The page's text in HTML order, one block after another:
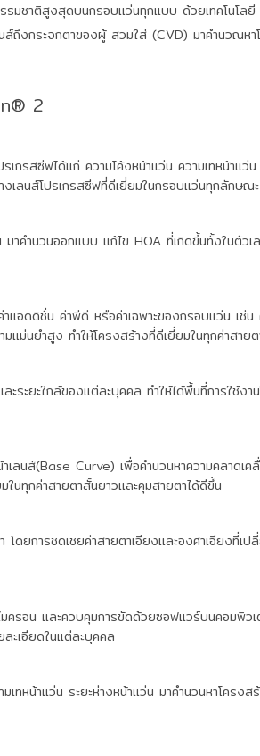
มชาติสูงสุดบนกรอบแว่นทุกแบบ ด้วยเทคโนโลยี
ส์ถึงกระจกตาของผู้ สวมใส่ (CVD) มาคํานวณหา
2
กรสซีฟได้แก่ ความโค้งหน้าแว่น ความเทหน้าแว่
เลนส์โปรเกรสซีฟที่ดีเยี่ยมในกรอบแว่นทุกลักษณ
มาคำนวนออกแบบ แก้ไข HOA ที่เกิดขึ้นทั้งในตัว
แอดดิชั่น ค่าพีดี หรือค่าเฉพาะของกรอบแว่น เช่น
แม่นยำสูง ทำให้โครงสร้างที่ดีเยี่ยมในทุกค่าสายต
ระยะใกล้ของแต่ละบุคคล ทำให้ได้พื้นที่การใช้งา
ลนส์(Base Curve) เพื่อคำนวนหาความคลาดเค
นทุกค่าสายตาสั้นยาวและคุมสายตาได้ดีขึ้น
โดยการชดเชยค่าสายตาเอียงและองศาเอียงที่เ
ครอน และควบคุมการขัดด้วยซอฟแวร์บนคอมพิว
ะเอียดในแต่ละบุคคล
ทหน้าแว่น ระยะห่างหน้าแว่น มาคำนวนหาโครง